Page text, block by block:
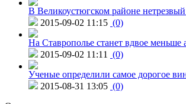
В Великоустюгском районе
2015-09-02 11:15 (0)
На Ставрополье станет вдвое меньше
2015-09-02 11:11
(0)
Ученые определили самое дорогое
2015-08-31 13:05 (0)